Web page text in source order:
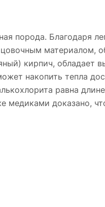
порода. Благодаря
материалом,
кирпич,
накопить тепла
равна
медиками доказано,